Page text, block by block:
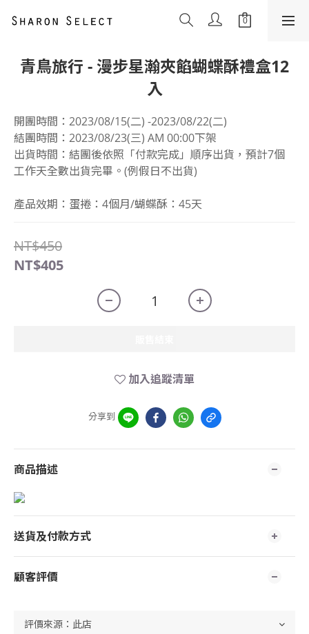
青鳥旅行 - 漫步星瀚夾餡蝴蝶酥禮盒12
入
開團時間：2023/08/15(二) -2023/08/22(二)
結團時間：2023/08/23(三) AM 00:00下架
出貨時間：結團後依照「付款完成」順序出貨，預計7個
工作天全數出貨完畢。(例假日不出貨)
產品效期：蛋捲：4個月/蝴蝶酥：45天
NT$450
NT$405
加入追蹤清單
分享到
商品描述
送貨及付款方式
顧客評價